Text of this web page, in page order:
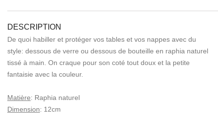
DESCRIPTION
De quoi habiller et protéger vos tables et vos nappes avec du
style: dessous de verre ou dessous de bouteille en raphia naturel
tissé à main. On craque pour son coté tout doux et la petite
fantaisie avec la couleur.
Matière: Raphia naturel
Dimension: 12cm